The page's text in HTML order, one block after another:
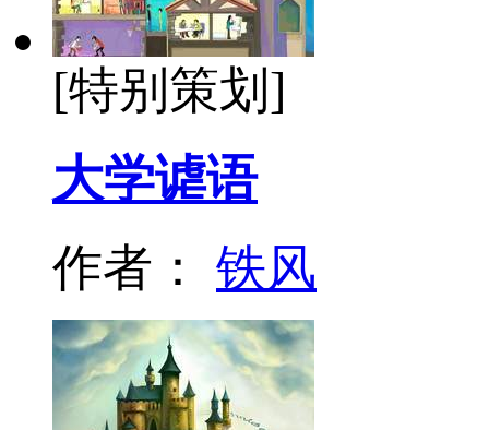
[特别策划]
大学谑语
作者： 铁风